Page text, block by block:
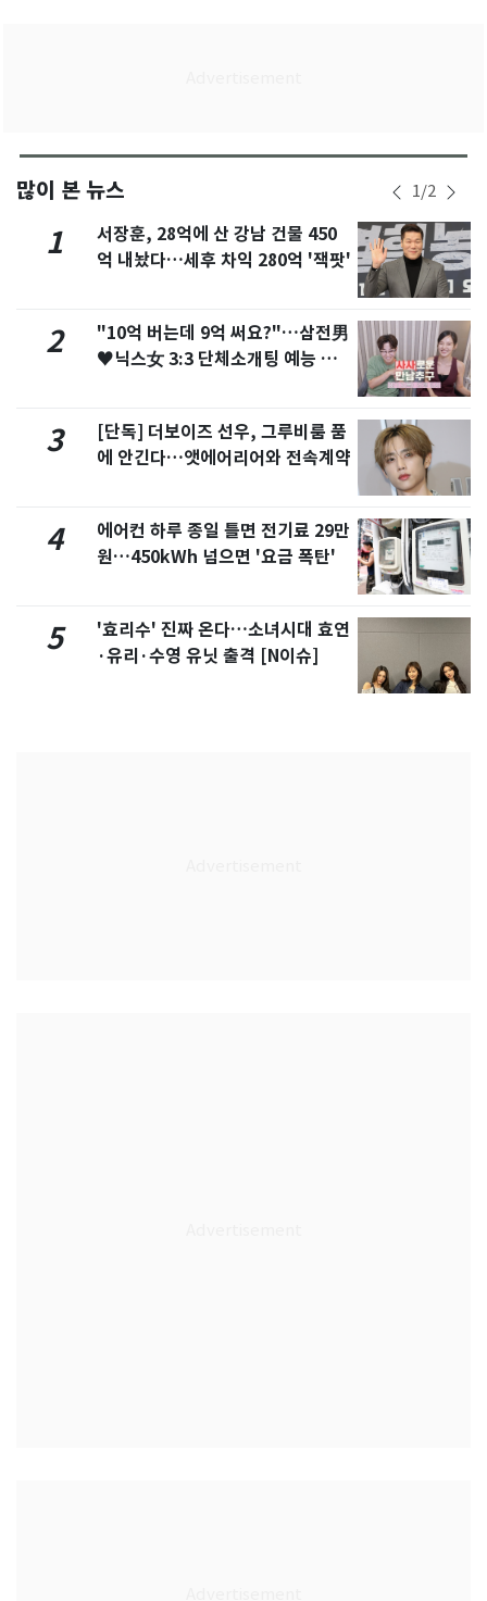
많이 본 뉴스 1/2
1
서장훈, 28억에 산 강남 건물 450
억 내놨다…세후 차익 280억 '잭팟'
2
"10억 버는데 9억 써요?"…삼전男
♥닉스女 3:3 단체소개팅 예능 화
3
[단독] 더보이즈 선우, 그루비룸 품
에 안긴다…앳에어리어와 전속계약
4
에어컨 하루 종일 틀면 전기료 29만
원…450kWh 넘으면 '요금 폭탄'
5
'효리수' 진짜 온다…소녀시대 효연
·유리·수영 유닛 출격 [N이슈]